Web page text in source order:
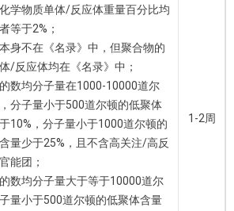
学物质单体/反应体重量百分比均
等于2%；
身不在《名录》中，但聚合物的
/反应体均在《名录》中；
数均分子量在1000-10000道尔
分子量小于500道尔顿的低聚体
10%，分子量小于1000道尔顿的
量少于25%，且不含高关注/高反
能团；
数均分子量大于等于10000道尔
量小于500道尔顿的低聚体含量
1-2周